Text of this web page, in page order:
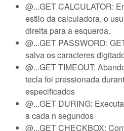
@...GET CALCULATOR:
estilo da calculadora, o
direita para a esquerda.
@...GET PASSWORD:
salva os caracteres
@...GET TIMEOUT:
tecla foi pressionada
especificados
@...GET DURING:
a cada n segundos
@...GET CHECKBOX: